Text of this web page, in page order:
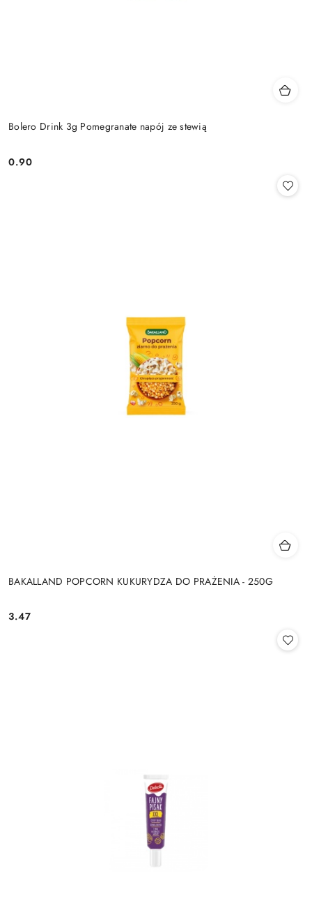
Bolero Drink 3g Pomegranate napój ze stewią
Cena:
0.90
BAKALLAND POPCORN KUKURYDZA DO PRAŻENIA - 250G
Cena:
3.47